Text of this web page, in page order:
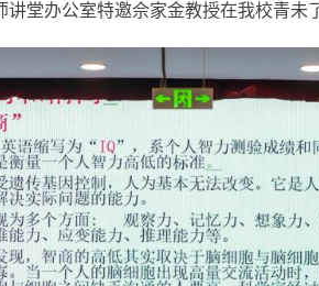
堂办公室特邀佘家金教授在我校青未